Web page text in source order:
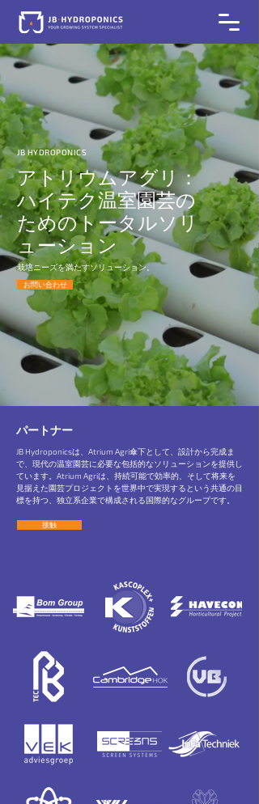
JB HYDROPONICS​
アトリウムアグリ：
ハイテク温室園芸の
ためのトータルソリ
ューション
栽培ニーズを満たすソリューション。
お問い合わせ
パートナー
JB Hydroponicsは、Atrium Agri傘下として、設計から完成ま
で、現代の温室園芸に必要な包括的なソリューションを提供し
ています。Atrium Agriは、持続可能で効率的、そして将来を
見据えた園芸プロジェクトを世界中で実現するという共通の目
標を持つ、独立系企業で構成される国際的なグループです。
接触